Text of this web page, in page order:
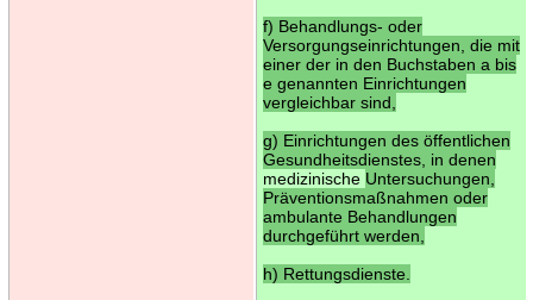
f) Behandlungs- oder
Versorgungseinrichtungen, die mit
einer der in den Buchstaben a bis
e genannten Einrichtungen
vergleichbar sind,
g) Einrichtungen des öffentlichen
Gesundheitsdienstes, in denen
medizinische Untersuchungen,
Präventionsmaßnahmen oder
ambulante Behandlungen
durchgeführt werden,
h) Rettungsdienste.